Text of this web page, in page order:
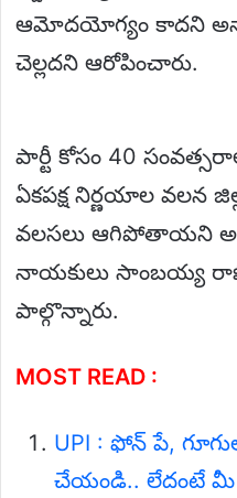
ఆమోదయోగ్యం కాదని
చెల్లదని ఆరోపించారు.
పార్టీ కోసం 40
ఏకపక్ష నిర్ణయాల వలన
వలసలు ఆగిపోతాయని
నాయకులు సాంబయ్య
పాల్గొన్నారు.
MOST READ :
UPI : ఫోన్ పే,
చేయండి.. లేదంటే మీ